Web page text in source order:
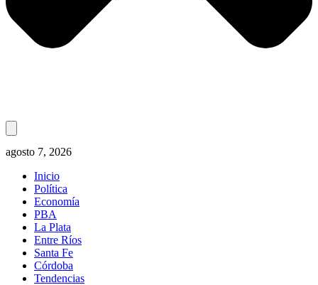
agosto 7, 2026
Inicio
Política
Economía
PBA
La Plata
Entre Ríos
Santa Fe
Córdoba
Tendencias